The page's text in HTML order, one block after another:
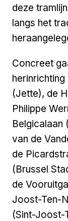
deze
langs het
Concreet
(Jette), de
Philippe
Belgicalaan
van de
de
(Brussel
de
Joost-Ten-
(Sint-Joost-